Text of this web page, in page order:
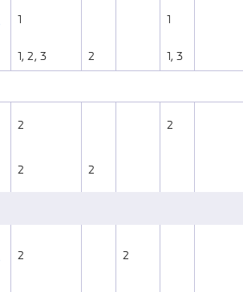
1 1
1, 2, 3 2 1, 3
2 2
2 2
2 2